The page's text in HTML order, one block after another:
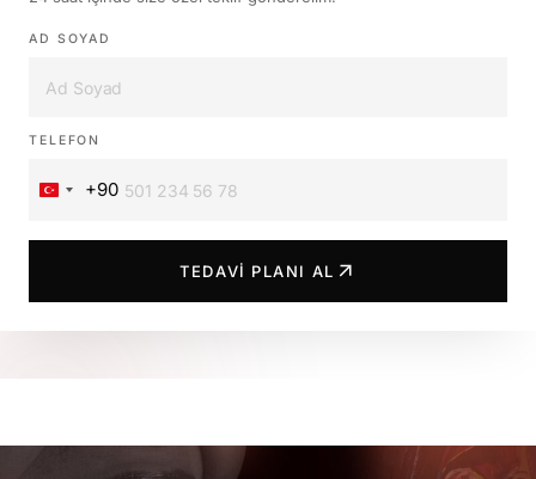
AD SOYAD
TELEFON
Turkey
+90
TEDAVI PLANI AL arrow_outward